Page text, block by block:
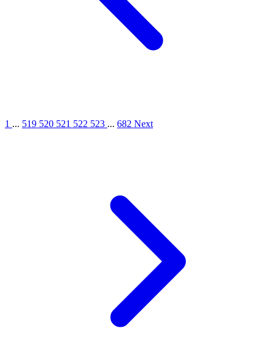
1 ... 519 520 521 522 523 ... 682 Next